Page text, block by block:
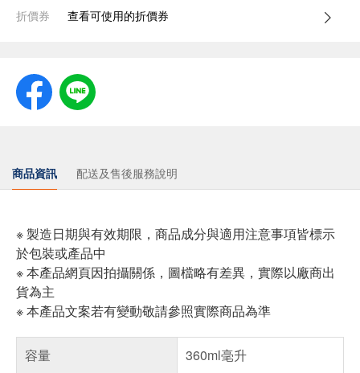
折價券 查看可使用的折價券
商品資訊 配送及售後服務說明
※ 製造日期與有效期限，商品成分與適用注意事項皆標示
於包裝或產品中
※ 本產品網頁因拍攝關係，圖檔略有差異，實際以廠商出
貨為主
※ 本產品文案若有變動敬請參照實際商品為準
容量
360ml毫升